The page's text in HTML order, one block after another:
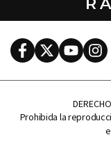
FacebookTwitterYoutube
Prohibida la